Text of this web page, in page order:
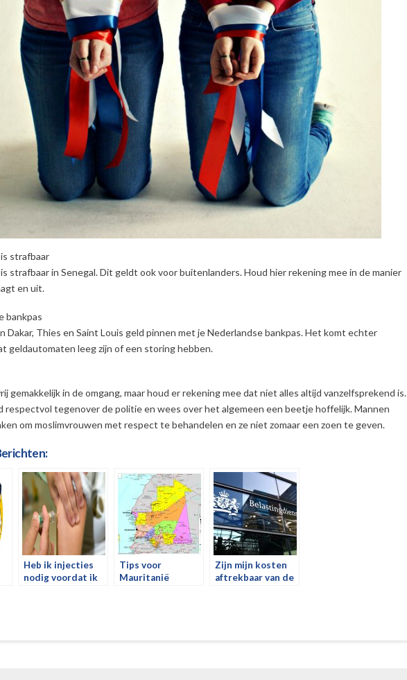
strafbaar
strafbaar in Senegal. Dit geldt ook voor buitenlanders. Houd hier rekening mee in de manier
en uit.
bankpas
Dakar, Thies en Saint Louis geld pinnen met je Nederlandse bankpas. Het komt echter
geldautomaten leeg zijn of een storing hebben.
gemakkelijk in de omgang, maar houd er rekening mee dat niet alles altijd vanzelfsprekend is.
respectvol tegenover de politie en wees over het algemeen een beetje hoffelijk. Mannen
om moslimvrouwen met respect te behandelen en ze niet zomaar een zoen te geven.
Heb ik injecties
nodig voordat ik
Tips voor
Mauritanië
Zijn mijn kosten
aftrekbaar van de